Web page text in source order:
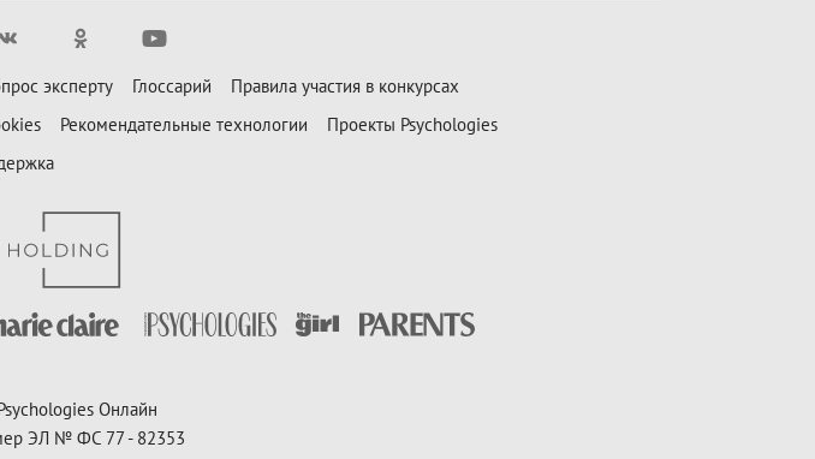
эксперту Глоссарий
Правила участия в конкурсах
Рекомендательные технологии
Проекты Psychologies
Онлайн
ЭЛ № ФС 77 - 82353